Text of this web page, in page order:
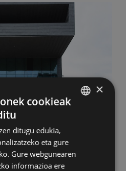
×
cookieak
ditugu edukia,
eta gure
Gure webgunearen
informazioa ere